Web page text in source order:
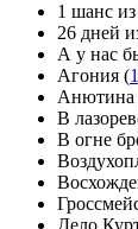
1 шанс
26 дней
А у нас
Агония (
Анютина
В
В огне